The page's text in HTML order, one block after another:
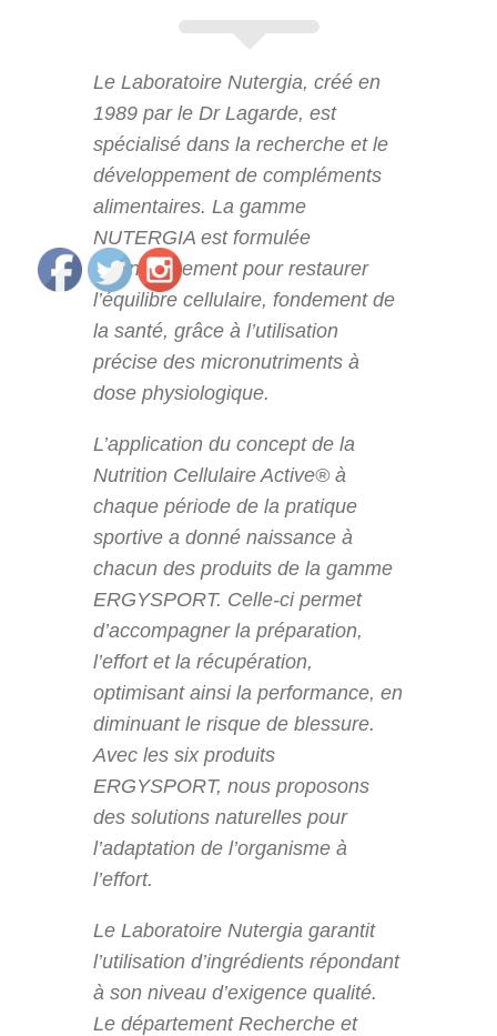
Le Laboratoire Nutergia, créé en
1989 par le Dr Lagarde, est
spécialisé dans la recherche et le
développement de compléments
alimentaires. La gamme
NUTERGIA est formulée
scientifiquement pour restaurer
l’équilibre cellulaire, fondement de
la santé, grâce à l’utilisation
précise des micronutriments à
dose physiologique.
L’application du concept de la
Nutrition Cellulaire Active® à
chaque période de la pratique
sportive a donné naissance à
chacun des produits de la gamme
ERGYSPORT. Celle-ci permet
d’accompagner la préparation,
l’effort et la récupération,
optimisant ainsi la performance, en
diminuant le risque de blessure.
Avec les six produits
ERGYSPORT, nous proposons
des solutions naturelles pour
l’adaptation de l’organisme à
l’effort.
Le Laboratoire Nutergia garantit
l’utilisation d’ingrédients répondant
à son niveau d’exigence qualité.
Le département Recherche et